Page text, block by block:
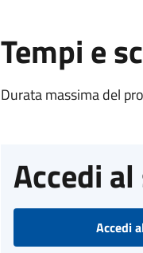
Tempi e
Durata massima del
Accedi
Accedi